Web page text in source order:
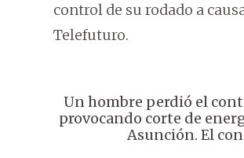
control de su rodado a
Telefuturo.
Un hombre perdió el
provocando corte de
Asunción. El